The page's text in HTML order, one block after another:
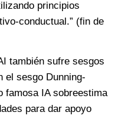
principios
conductual.” (fin de
también sufre sesgos
el sesgo Dunning-
famosa IA sobreestima
para dar apoyo